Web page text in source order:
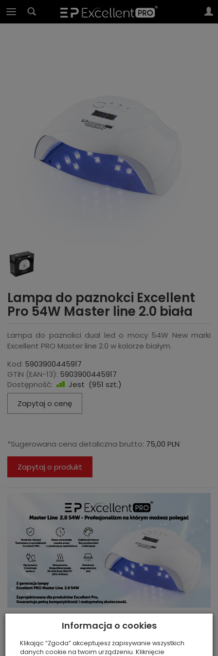
Lampa do paznokci Excellent
Pro 54W Master line 2.0 biała
Lampa do paznokci dual led o mocy 54W New marki
Excellent PRO Master line 2.0 w kolorze białym.
Kod: 5903900445917
GTIN (EAN-13): 5903900445917
Dostępność:
Jest (951 szt.)
Zapytaj o cenę
*Sugerowana cena detaliczna brutto: 75,00 PLN
Zapytaj o produkt
Lampa do paznokci Excellent Pro 54W Master Line
Lampa do paznokci Excellent Pro – Profesjonalizm,
Informacja o cookies
Klikając “Zgoda” akceptujesz zapisywanie wszystkich
danych cookie na twoim urządzeniu. Kliknięcie